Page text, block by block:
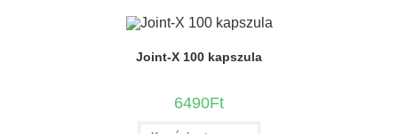
Joint-X 100 kapszula
6490Ft